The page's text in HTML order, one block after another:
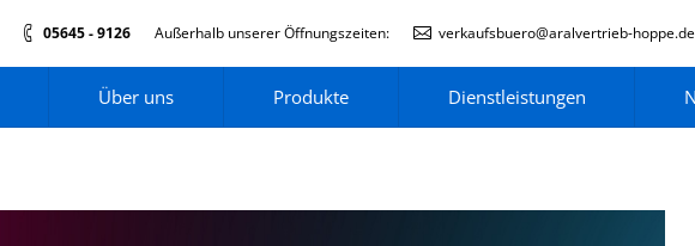
05645 - 9126 Außerhalb unserer Öffnungszeiten: verkaufsbuero@aralvertrieb-hoppe.de
Über uns Produkte Dienstleistungen